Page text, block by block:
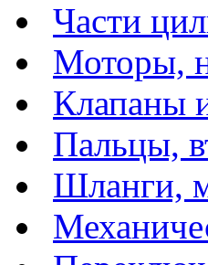
Части
Моторы,
Клапаны
Пальцы,
Шланги,